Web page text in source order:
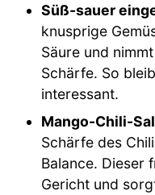
Süß-sauer
knusprige
Säure und
Schärfe. So
interessant.
Mango-Chili-
Schärfe des
Balance. Dieser
Gericht und